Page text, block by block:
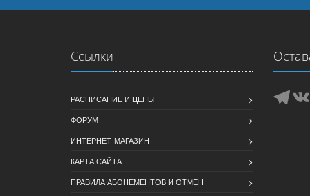
Ссылки
РАСПИСАНИЕ И ЦЕНЫ
ФОРУМ
ИНТЕРНЕТ-МАГАЗИН
КАРТА САЙТА
ПРАВИЛА АБОНЕМЕНТОВ И ОТМЕН